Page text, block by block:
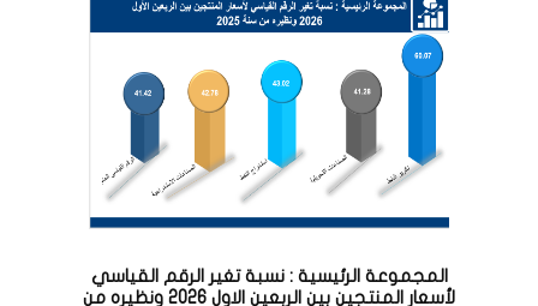
المجموعة الرئيسية : نسبة تغير الرقم القياسي
لأسعار المنتجين بين الربعين الاول 2026 ونظيره من